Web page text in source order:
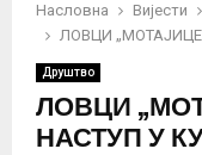
Насловна Вијести
ЛОВЦИ
Друштво
ЛОВЦИ
НАСТУП У